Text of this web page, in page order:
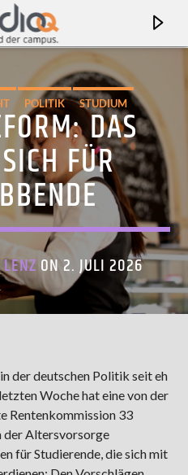
POLITIK STUDIUM
DAS
FÜR
ON 2. JULI 2026
der deutschen Politik seit eh
Woche hat eine von der
Rentenkommission 33
der Altersvorsorge
für Studierende, die sich mit